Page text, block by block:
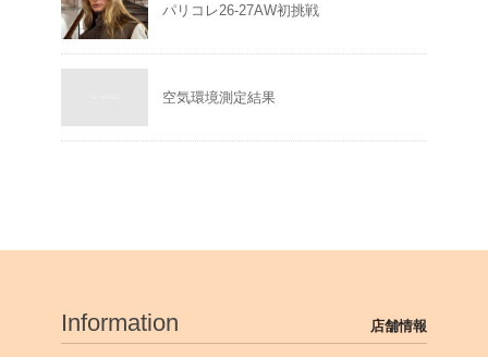
パリコレ26-27AW初挑戦
空気環境測定結果
Information 店舗情報